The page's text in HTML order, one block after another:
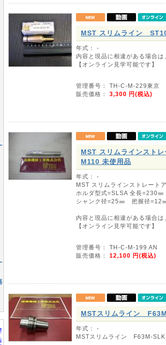
MST スリムライン
年式： -
内容と現品に相違がある場合は
【オンライン見学可能です】
管理番号： TH-C-M-229東京
販売価格： 3,300 円(税込)
MST スリムラインスト
M110 未使用品
年式： -
MST スリムラインストレート
ホルダ型式=SLSA 全長=230
シャンク径=25㎜ 把握径=12
内容と現品に相違がある場合は
【オンライン見学可能です】
管理番号： TH-C-M-199 AN
販売価格： 12,100 円(税込)
MSTスリムライン
年式： -
MSTスリムライン F63M-